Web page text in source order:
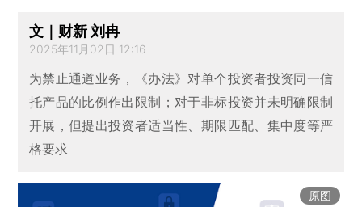
文｜财新 刘冉
2025年11月02日 12:16
为禁止通道业务，《办法》对单个投资者投资同一信
托产品的比例作出限制；对于非标投资并未明确限制
开展，但提出投资者适当性、期限匹配、集中度等严
格要求
原图